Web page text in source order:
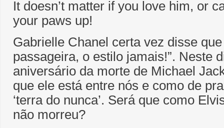
It doesn’t matter if you love him, or
your paws up!
Gabrielle Chanel certa vez disse que
passageira, o estilo jamais!”. Neste
aniversário da morte de Michael
que ele está entre nós e como de
‘terra do nunca’. Será que como
não morreu?